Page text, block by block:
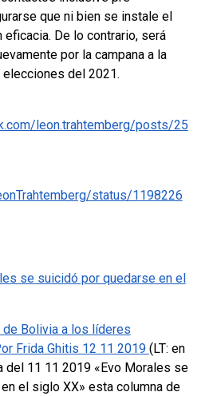
que ni bien se instale el
eficacia. De lo contrario, será
por la campana a la
del 2021.
leon.trahtemberg/posts/25
status/1198226
se suicidó por quedarse en el
de Bolivia a los líderes
Frida Ghitis 12 11 2019 (LT: en
del 11 11 2019 «Evo Morales se
el siglo XX» esta columna de